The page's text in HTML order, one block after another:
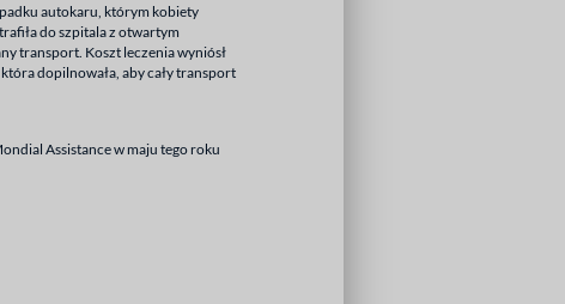
autokaru, którym kobiety
do szpitala z otwartym
transport. Koszt leczenia wyniósł
dopilnowała, aby cały transport
Assistance w maju tego roku